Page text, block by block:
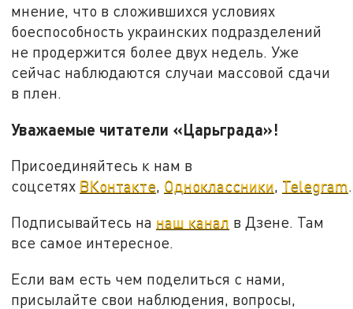
мнение, что в сложившихся условиях
боеспособность украинских подразделений
не продержится более двух недель. Уже
сейчас наблюдаются случаи массовой сдачи
в плен.
Уважаемые читатели «Царьграда»!
Присоединяйтесь к нам в
соцсетях ВКонтакте, Одноклассники, Telegram.
Подписывайтесь на наш канал в Дзене. Там
все самое интересное.
Если вам есть чем поделиться с нами,
присылайте свои наблюдения, вопросы,